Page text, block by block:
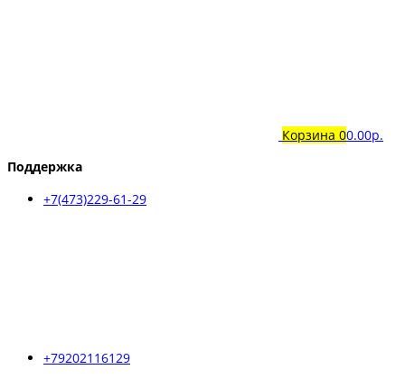
Корзина 00.00р.
Поддержка
+7(473)229-61-29
+79202116129